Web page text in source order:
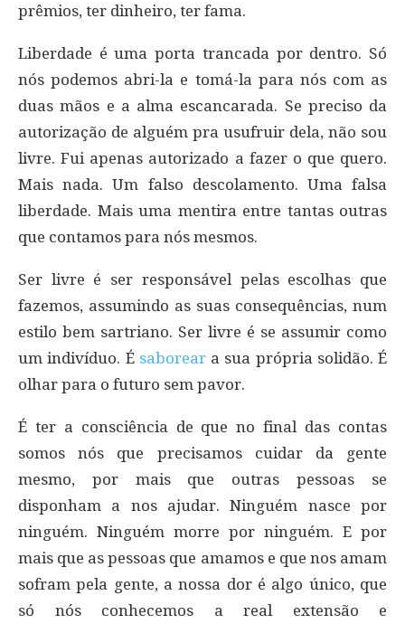
prêmios, ter dinheiro, ter fama.
Liberdade é uma porta trancada por dentro. Só
nós podemos abri-la e tomá-la para nós com as
duas mãos e a alma escancarada. Se preciso da
autorização de alguém pra usufruir dela, não sou
livre. Fui apenas autorizado a fazer o que quero.
Mais nada. Um falso descolamento. Uma falsa
liberdade. Mais uma mentira entre tantas outras
que contamos para nós mesmos.
Ser livre é ser responsável pelas escolhas que
fazemos, assumindo as suas consequências, num
estilo bem sartriano. Ser livre é se assumir como
um indivíduo. É saboreara sua própria solidão. É
olhar para o futuro sem pavor.
É ter a consciência de que no final das contas
somos nós que precisamos cuidar da gente
mesmo, por mais que outras pessoas se
disponham a nos ajudar. Ninguém nasce por
ninguém. Ninguém morre por ninguém. E por
mais que as pessoas que amamos e que nos amam
sofram pela gente, a nossa dor é algo único, que
só nós conhecemos a real extensão e